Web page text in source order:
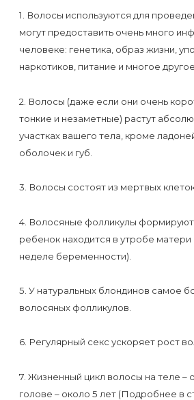
раз
перед
важным
Противопоказания
к
нужно
знать
визитом
к
по
1. Волосы используются для
могут предоставить очень много
человеке: генетика, образ жизни,
наркотиков, питание и многое
2. Волосы (даже если они очень
тонкие и незаметные) растут
участках вашего тела, кроме
оболочек и губ.
3. Волосы состоят из мертвых
4. Волосяные фолликулы
ребенок находится в утробе матери
неделе беременности).
5. У натуральных блондинов самое
волосяных фолликулов.
6. Регулярный секс ускоряет рост
7. Жизненный цикл волосы на теле –
голове – около 5 лет (Подробнее в